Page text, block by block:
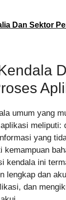
Dan Sektor
umum yang
meliputi:
yang
kemampuan
kendala ini
lengkap dan
dan